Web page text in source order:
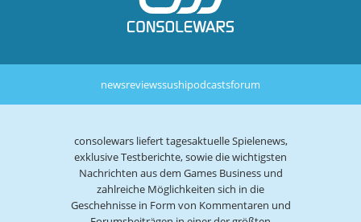
newsreviewssushipodcastsforum
consolewars liefert tagesaktuelle Spielenews,
exklusive Testberichte, sowie die wichtigsten
Nachrichten aus dem Games Business und
zahlreiche Möglichkeiten sich in die
Geschehnisse in Form von Kommentaren und